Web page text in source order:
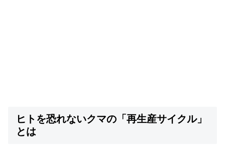
ヒトを恐れないクマの「再生産サイクル」
とは